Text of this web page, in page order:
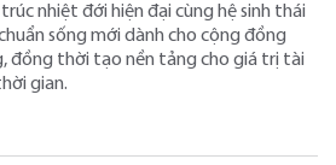
nhiệt đới hiện đại cùng hệ sinh thái
sống mới dành cho cộng đồng
đồng thời tạo nền tảng cho giá trị tài
gian.